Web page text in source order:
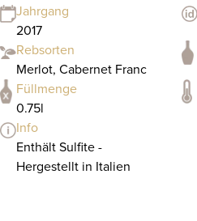
Jahrgang
2017
Rebsorten
Merlot, Cabernet Franc
Füllmenge
0.75l
Info
Enthält Sulfite -
Hergestellt in Italien